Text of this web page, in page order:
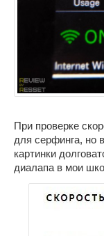
При проверке
для серфинга, но
картинки
диалапа в мои